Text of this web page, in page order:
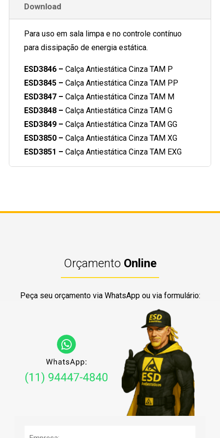
Download
Para uso em sala limpa e no controle contínuo
para dissipação de energia estática.
ESD3846 – Calça Antiestática Cinza TAM P
ESD3845 – Calça Antiestática Cinza TAM PP
ESD3847 – Calça Antiestática Cinza TAM M
ESD3848 – Calça Antiestática Cinza TAM G
ESD3849 – Calça Antiestática Cinza TAM GG
ESD3850 – Calça Antiestática Cinza TAM XG
ESD3851 – Calça Antiestática Cinza TAM EXG
Orçamento Online
Peça seu orçamento via WhatsApp ou via formulário: